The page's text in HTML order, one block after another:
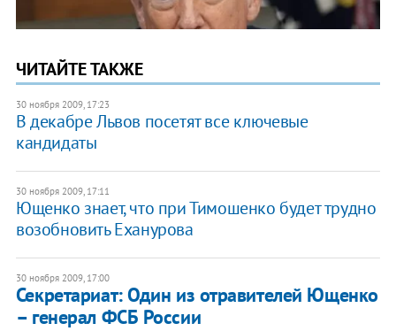
ЧИТАЙТЕ ТАКЖЕ
30 ноября 2009, 17:23
В декабре Львов посетят все ключевые
кандидаты
30 ноября 2009, 17:11
Ющенко знает, что при Тимошенко будет трудно
возобновить Еханурова
30 ноября 2009, 17:00
Секретариат: Один из отравителей Ющенко
– генерал ФСБ России